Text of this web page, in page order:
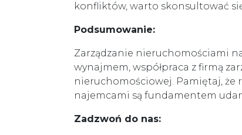
konfliktów, warto skonsultować
Podsumowanie:
Zarządzanie nieruchomościami
wynajmem, współpraca z firmą
nieruchomościowej. Pamiętaj,
najemcami są fundamentem
Zadzwoń do nas: